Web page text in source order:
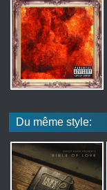
Du même style: